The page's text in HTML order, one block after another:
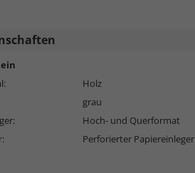
Holz
grau
Hoch- und Querformat
Perforierter Papiereinleger